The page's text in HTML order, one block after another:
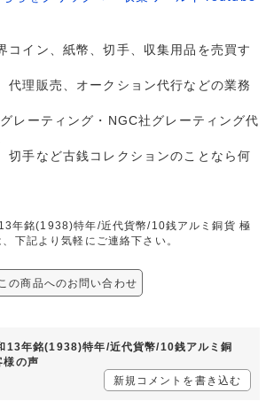
コイン、紙幣、切手、収集用品を売買す
代理販売、オークション代行などの業務
レーティング・NGC社グレーティング代
切手など古銭コレクションのことなら何
年銘(1938)特年/近代貨幣/10銭アルミ銅貨 極
下記より気軽にご連絡下さい。
この商品へのお問い合わせ
13年銘(1938)特年/近代貨幣/10銭アルミ銅
様の声
新規コメントを書き込む